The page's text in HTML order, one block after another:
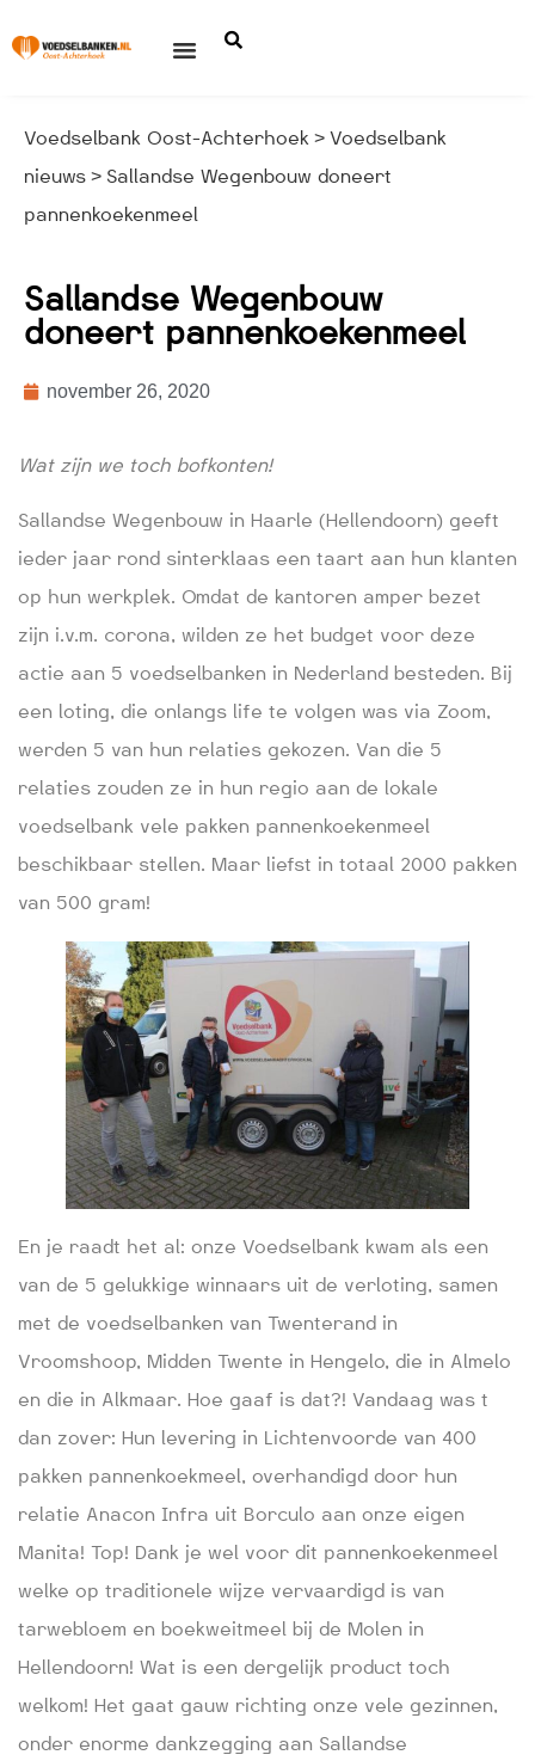
Voedselbank Oost-Achterhoek > Voedselbank
nieuws > Sallandse Wegenbouw doneert
pannenkoekenmeel
Sallandse Wegenbouw
doneert pannenkoekenmeel
november 26, 2020
Wat zijn we toch bofkonten!
Sallandse Wegenbouw in Haarle (Hellendoorn) geeft
ieder jaar rond sinterklaas een taart aan hun klanten
op hun werkplek. Omdat de kantoren amper bezet
zijn i.v.m. corona, wilden ze het budget voor deze
actie aan 5 voedselbanken in Nederland besteden. Bij
een loting, die onlangs life te volgen was via Zoom,
werden 5 van hun relaties gekozen. Van die 5
relaties zouden ze in hun regio aan de lokale
voedselbank vele pakken pannenkoekenmeel
beschikbaar stellen. Maar liefst in totaal 2000 pakken
van 500 gram!
En je raadt het al: onze Voedselbank kwam als een
van de 5 gelukkige winnaars uit de verloting, samen
met de voedselbanken van Twenterand in
Vroomshoop, Midden Twente in Hengelo, die in Almelo
en die in Alkmaar. Hoe gaaf is dat?! Vandaag was t
dan zover: Hun levering in Lichtenvoorde van 400
pakken pannenkoekmeel, overhandigd door hun
relatie Anacon Infra uit Borculo aan onze eigen
Manita! Top! Dank je wel voor dit pannenkoekenmeel
welke op traditionele wijze vervaardigd is van
tarwebloem en boekweitmeel bij de Molen in
Hellendoorn! Wat is een dergelijk product toch
welkom! Het gaat gauw richting onze vele gezinnen,
onder enorme dankzegging aan Sallandse